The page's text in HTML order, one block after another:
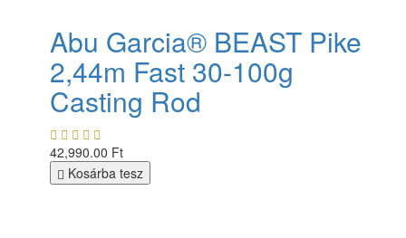
Abu Garcia® BEAST Pike
2,44m Fast 30-100g
Casting Rod
42,990.00 Ft
Kosárba tesz